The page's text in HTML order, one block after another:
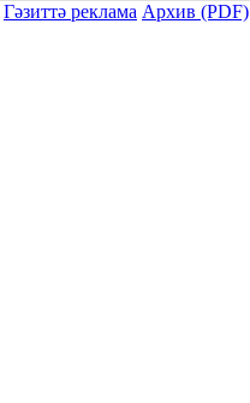
Гәзиттә реклама Архив (PDF)